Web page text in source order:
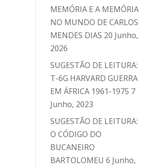
MEMÓRIA E A MEMÓRIA
NO MUNDO DE CARLOS
MENDES DIAS 20 Junho,
2026
SUGESTÃO DE LEITURA:
T-6G HARVARD GUERRA
EM ÁFRICA 1961-1975 7
Junho, 2023
SUGESTÃO DE LEITURA:
O CÓDIGO DO
BUCANEIRO
BARTOLOMEU 6 Junho,